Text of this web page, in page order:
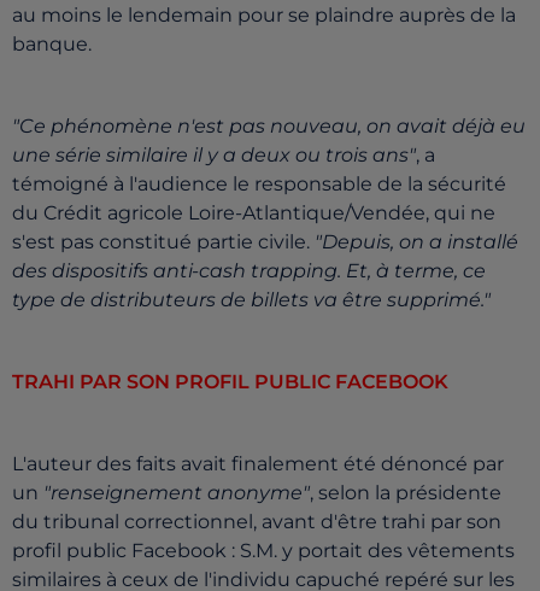
au moins le lendemain pour se plaindre auprès de la
banque.
"Ce phénomène n'est pas nouveau, on avait déjà eu
une série similaire il y a deux ou trois ans", a
témoigné à l'audience le responsable de la sécurité
du Crédit agricole Loire-Atlantique/Vendée, qui ne
s'est pas constitué partie civile. "Depuis, on a installé
des dispositifs anti-cash trapping. Et, à terme, ce
type de distributeurs de billets va être supprimé."
TRAHI PAR SON PROFIL PUBLIC FACEBOOK
L'auteur des faits avait finalement été dénoncé par
un "renseignement anonyme", selon la présidente
du tribunal correctionnel, avant d'être trahi par son
profil public Facebook : S.M. y portait des vêtements
similaires à ceux de l'individu capuché repéré sur les